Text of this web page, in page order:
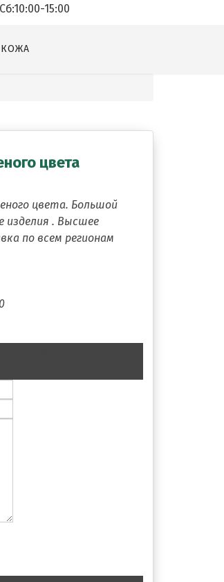
15:00
КОЖА
цвета
цвета. Большой
изделия . Высшее
по всем регионам